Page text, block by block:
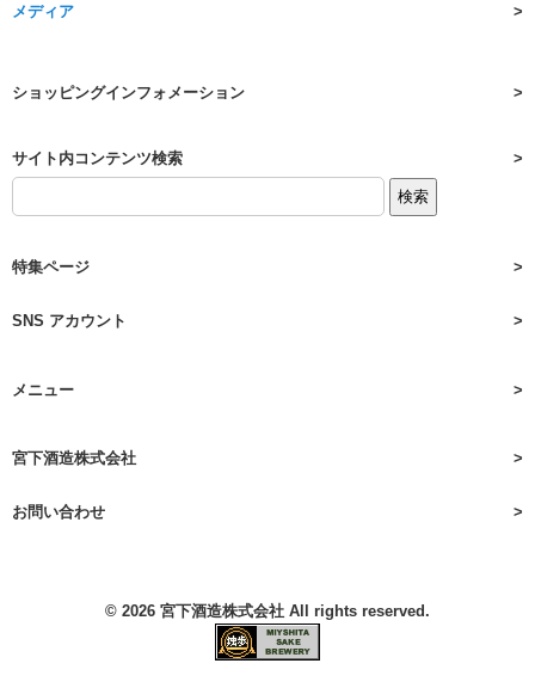
メディア
ショッピングインフォメーション
サイト内コンテンツ検索
特集ページ
SNS アカウント
メニュー
宮下酒造株式会社
お問い合わせ
© 2026 宮下酒造株式会社 All rights reserved.